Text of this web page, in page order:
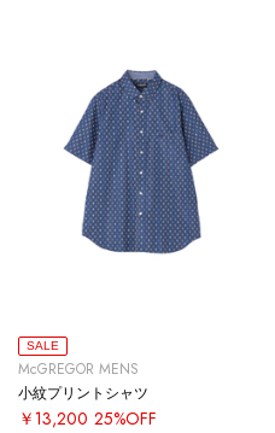
SALE
McGREGOR MENS
小紋プリントシャツ
￥13,200 25%OFF